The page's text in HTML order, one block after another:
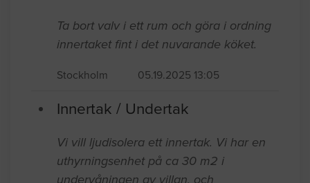
Innertak / Undertak
Ta bort valv i ett rum och göra i ordning
innertaket fint i det nuvarande köket.
Innertak / Undertak